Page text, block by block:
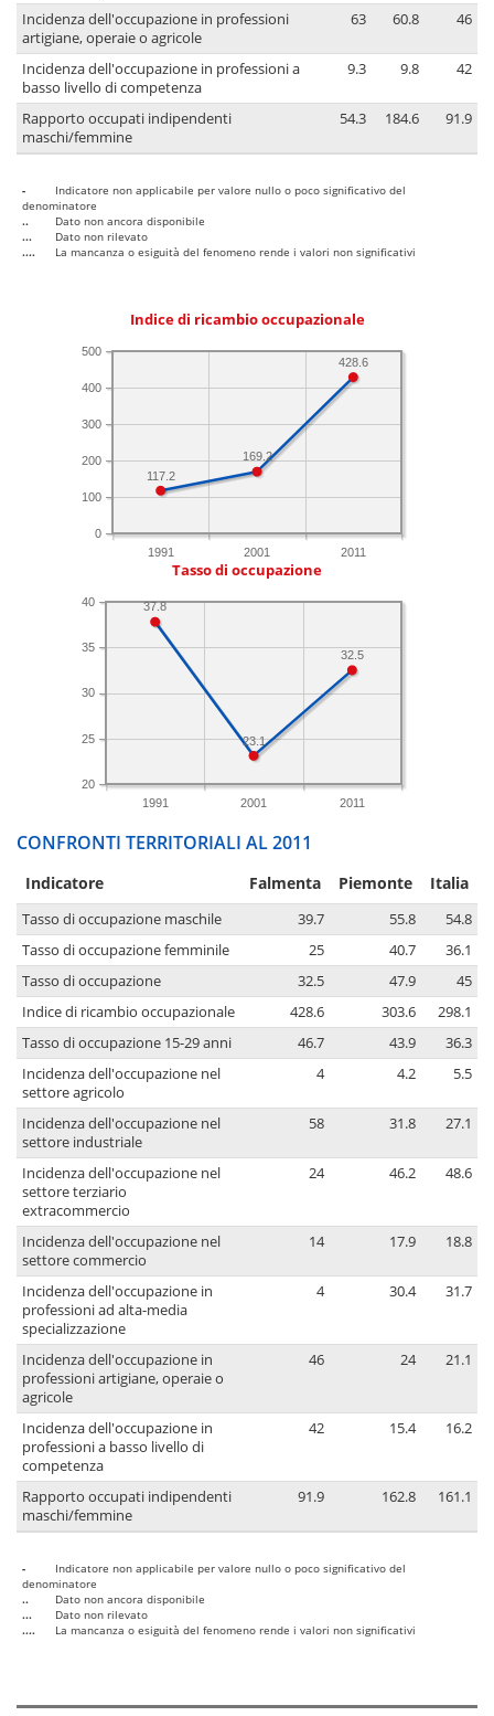
Incidenza dell'occupazione in professioni
artigiane, operaie o agricole
63 60.8 46
Incidenza dell'occupazione in professioni a
basso livello di competenza
9.3 9.8 42
Rapporto occupati indipendenti
maschi/femmine
54.3 184.6 91.9
-
Indicatore non applicabile per valore nullo o poco significativo del
denominatore
..
Dato non ancora disponibile
...
Dato non rilevato
....
La mancanza o esiguità del fenomeno rende i valori non significativi
Indice di ricambio occupazionale
1991 2001 2011
0
100
200
300
400
500
428.6
169.2
117.2
Tasso di occupazione
1991 2001 2011
20
25
30
35
40
32.5
23.1
37.8
CONFRONTI TERRITORIALI AL 2011
Indicatore Falmenta Piemonte Italia
Tasso di occupazione maschile 39.7 55.8
54.8
Tasso di occupazione femminile
25 40.7
36.1
Tasso di occupazione
32.5 47.9
45
Indice di ricambio occupazionale
428.6 303.6
298.1
Tasso di occupazione 15-29 anni
46.7 43.9
36.3
Incidenza dell'occupazione nel
settore agricolo
4 4.2 5.5
Incidenza dell'occupazione nel
settore industriale
58 31.8 27.1
Incidenza dell'occupazione nel
settore terziario
extracommercio
24 46.2 48.6
Incidenza dell'occupazione nel
settore commercio
14 17.9 18.8
Incidenza dell'occupazione in
professioni ad alta-media
specializzazione
4 30.4 31.7
Incidenza dell'occupazione in
professioni artigiane, operaie o
agricole
46 24 21.1
Incidenza dell'occupazione in
professioni a basso livello di
competenza
42 15.4 16.2
Rapporto occupati indipendenti
maschi/femmine
91.9 162.8 161.1
-
Indicatore non applicabile per valore nullo o poco significativo del
denominatore
..
Dato non ancora disponibile
...
Dato non rilevato
....
La mancanza o esiguità del fenomeno rende i valori non significativi